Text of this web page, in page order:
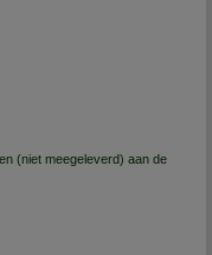
(niet meegeleverd) aan de